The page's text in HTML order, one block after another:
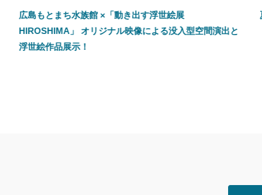
島もとまち水族館 ×「動き出す浮世絵展
」 オリジナル映像による没入型空間演出と
世絵作品展示！
夏